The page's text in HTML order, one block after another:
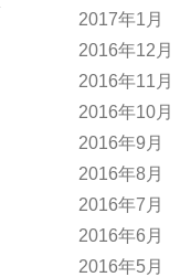
2017年1月
2016年12月
2016年11月
2016年10月
2016年9月
2016年8月
2016年7月
2016年6月
2016年5月